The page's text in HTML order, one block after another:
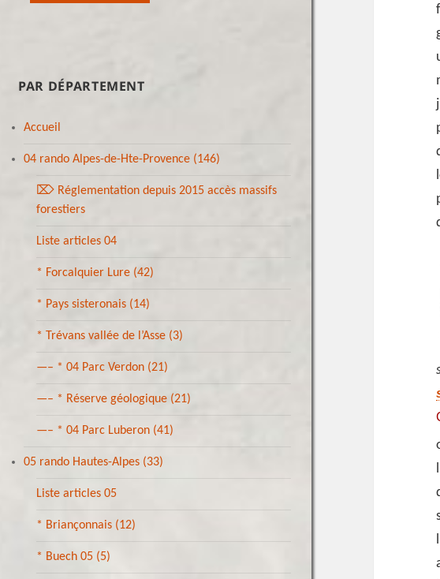
PAR DÉPARTEMENT
Accueil
04 rando Alpes-de-Hte-Provence (146)
⌦ Réglementation depuis 2015 accès massifs
forestiers
Liste articles 04
* Forcalquier Lure (42)
* Pays sisteronais (14)
* Trévans vallée de l’Asse (3)
—– * 04 Parc Verdon (21)
—– * Réserve géologique (21)
—– * 04 Parc Luberon (41)
05 rando Hautes-Alpes (33)
Liste articles 05
* Briançonnais (12)
* Buech 05 (5)